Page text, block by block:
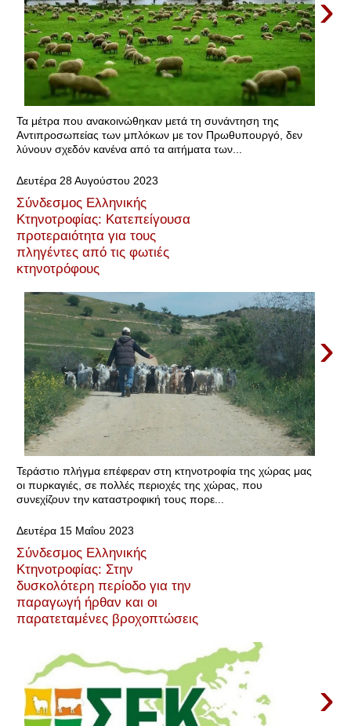
›
Τα μέτρα που ανακοινώθηκαν μετά τη συνάντηση της
Αντιπροσωπείας των μπλόκων με τον Πρωθυπουργό, δεν
λύνουν σχεδόν κανένα από τα αιτήματα των...
Δευτέρα 28 Αυγούστου 2023
Σύνδεσμος Ελληνικής
Κτηνοτροφίας: Κατεπείγουσα
προτεραιότητα για τους
πληγέντες από τις φωτιές
κτηνοτρόφους
›
Τεράστιο πλήγμα επέφεραν στη κτηνοτροφία της χώρας μας
οι πυρκαγιές, σε πολλές περιοχές της χώρας, που
συνεχίζουν την καταστροφική τους πορε...
Δευτέρα 15 Μαΐου 2023
Σύνδεσμος Ελληνικής
Κτηνοτροφίας: Στην
δυσκολότερη περίοδο για την
παραγωγή ήρθαν και οι
παρατεταμένες βροχοπτώσεις
›